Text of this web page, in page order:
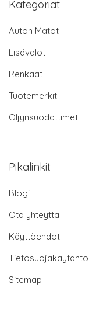
Kategoriat
Auton Matot
Lisävalot
Renkaat
Tuotemerkit
Öljynsuodattimet
Pikalinkit
Blogi
Ota yhteyttä
Käyttöehdot
Tietosuojakäytäntö
Sitemap